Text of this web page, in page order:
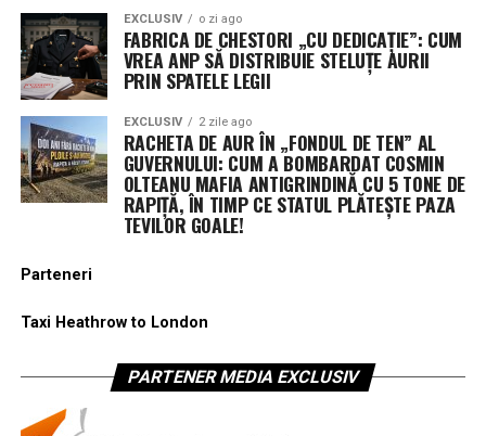
EXCLUSIV o zi ago
FABRICA DE CHESTORI „CU DEDICAȚIE”: CUM
VREA ANP SĂ DISTRIBUIE STELUȚE AURII
PRIN SPATELE LEGII
EXCLUSIV 2 zile ago
RACHETA DE AUR ÎN „FONDUL DE TEN” AL
GUVERNULUI: CUM A BOMBARDAT COSMIN
OLTEANU MAFIA ANTIGRINDINĂ CU 5 TONE DE
RAPIȚĂ, ÎN TIMP CE STATUL PLĂTEȘTE PAZA
TEVILOR GOALE!
Parteneri
Taxi Heathrow to London
PARTENER MEDIA EXCLUSIV